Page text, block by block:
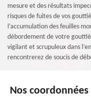
mesure et des résultats
risques de fuites de vos
l’accumulation des feuilles
débordement de votre
vigilant et scrupuleux dans
rencontrerez de soucis de
Nos coordonnées